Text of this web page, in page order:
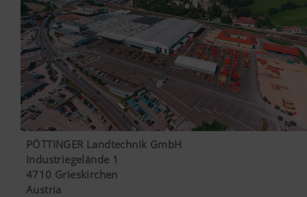
PÖTTINGER Landtechnik GmbH
Industriegelände 1
4710 Grieskirchen
Austria